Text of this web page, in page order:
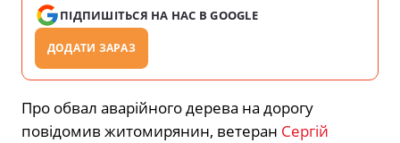
ПІДПИШІТЬСЯ НА НАС В GOOGLE
ДОДАТИ ЗАРАЗ
Про обвал аварійного дерева на дорогу
повідомив житомирянин, ветеран Сергій